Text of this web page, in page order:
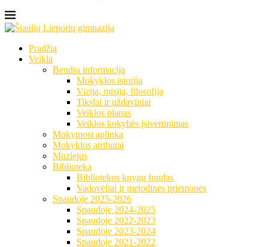
Pradžia
Veikla
Bendra informacija
Mokyklos istorija
Vizija, misija, filosofija
Tikslai ir uždaviniai
Veiklos planas
Veiklos kokybės įsivertinimas
Mokymosi aplinka
Mokyklos atributai
Muziejus
Biblioteka
Bibliotekos knygų fondas
Vadovėliai ir metodinės priemonės
Spaudoje 2025-2026
Spaudoje 2024-2025
Spaudoje 2022-2023
Spaudoje 2023-2024
Spaudoje 2021-2022